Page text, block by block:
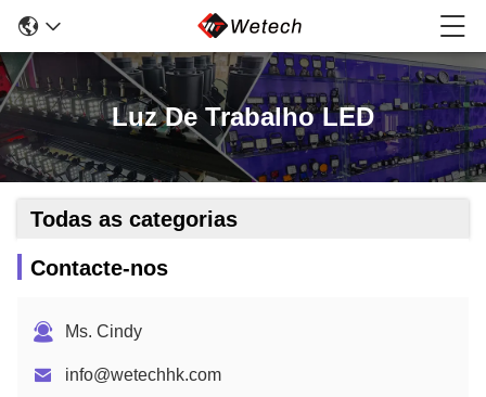
Luz De Trabalho LED
Todas as categorias
Contacte-nos
Ms. Cindy
info@wetechhk.com